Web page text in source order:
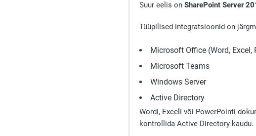
Suur eelis on SharePoint Server
Tüüpilised integratsioonid on
Microsoft Office (Word, Excel,
Microsoft Teams
Windows Server
Active Directory
Wordi, Exceli või PowerPointi
kontrollida Active Directory kaudu.